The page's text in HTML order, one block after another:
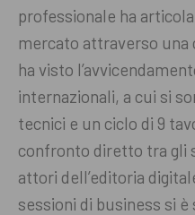
professionale ha
mercato attraverso una
ha visto
internazionali, a cui si
tecnici e un ciclo di 9
confronto diretto tra gli
attori dell’editoria
sessioni di business si